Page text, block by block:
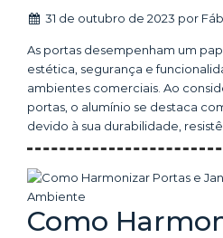
31 de outubro de 2023 por
As portas desempenham um
estética, segurança e
ambientes comerciais. Ao
portas, o alumínio se destaca
devido à sua durabilidade,
Como